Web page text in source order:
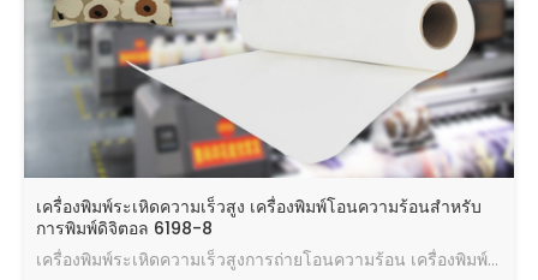
เครื่องพิมพ์ระเหิดความเร็วสูง เครื่องพิมพ์โอนความร้อนสำหรับ
การพิมพ์ดิจิตอล 6198-8
เครื่องพิมพ์ระเหิดความเร็วสูงการถ่ายโอนความร้อน เครื่องพิมพ์สำหรับการพิมพ์ดิจิตอล ((6198-8)